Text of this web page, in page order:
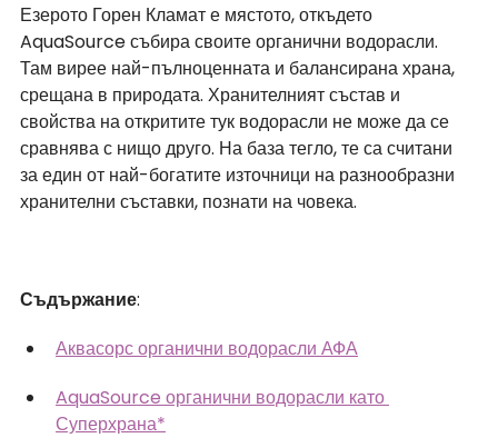
Езерото Горен Кламат е мястото, откъдето
AquaSource събира своите органични водорасли.
Там вирее най-пълноценната и балансирана храна,
срещана в природата. Хранителният състав и
свойства на откритите тук водорасли не може да се
сравнява с нищо друго. На база тегло, те са считани
за един от най-богатите източници на разнообразни
хранителни съставки, познати на човека.
Съдържание:
Аквасорс органични водорасли АФА
AquaSource органични водорасли като
Суперхрана*